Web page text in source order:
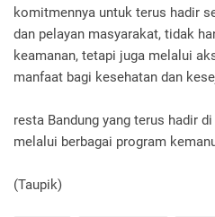
komitmennya untuk terus hadir
dan pelayan masyarakat, tidak
keamanan, tetapi juga melalui
manfaat bagi kesehatan dan
resta Bandung yang terus hadir
melalui berbagai program
(Taupik)